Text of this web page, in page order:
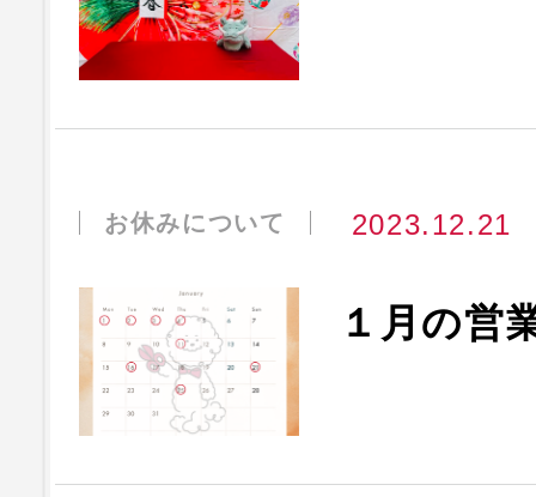
お休みについて 2023.12.21
１月の営